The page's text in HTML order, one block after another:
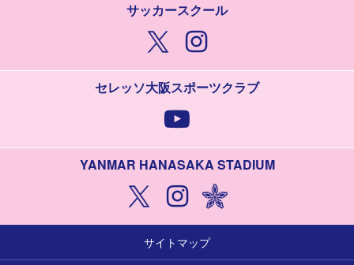
サッカースクール
セレッソ大阪スポーツクラブ
YANMAR HANASAKA STADIUM
サイトマップ